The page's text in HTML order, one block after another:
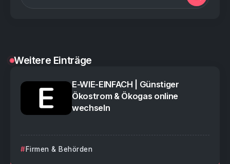
Weitere Einträge
E-WIE-EINFACH | Günstiger
Ökostrom & Ökogas online
wechseln
Firmen & Behörden